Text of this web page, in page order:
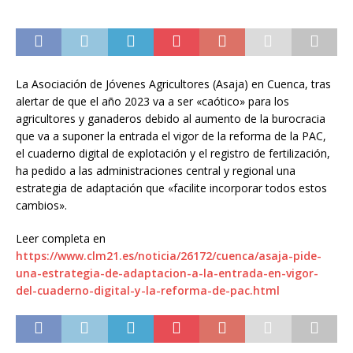
La Asociación de Jóvenes Agricultores (Asaja) en Cuenca, tras
alertar de que el año 2023 va a ser «caótico» para los
agricultores y ganaderos debido al aumento de la burocracia
que va a suponer la entrada el vigor de la reforma de la PAC,
el cuaderno digital de explotación y el registro de fertilización,
ha pedido a las administraciones central y regional una
estrategia de adaptación que «facilite incorporar todos estos
cambios».
Leer completa en
https://www.clm21.es/noticia/26172/cuenca/asaja-pide-
una-estrategia-de-adaptacion-a-la-entrada-en-vigor-
del-cuaderno-digital-y-la-reforma-de-pac.html